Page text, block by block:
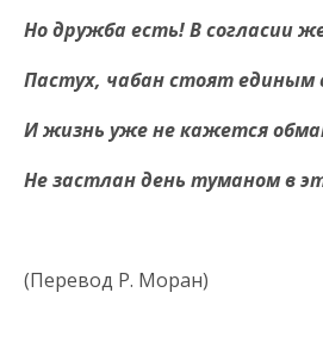
Но дружба есть! В согласии
Пастух, чабан стоят
И жизнь уже не кажется
Не застлан день туманом в
(Перевод Р. Моран)